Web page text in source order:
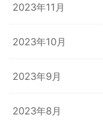
2023年11月
2023年10月
2023年9月
2023年8月